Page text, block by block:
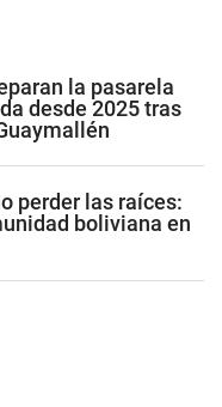
la pasarela
desde 2025 tras
perder las raíces:
boliviana en